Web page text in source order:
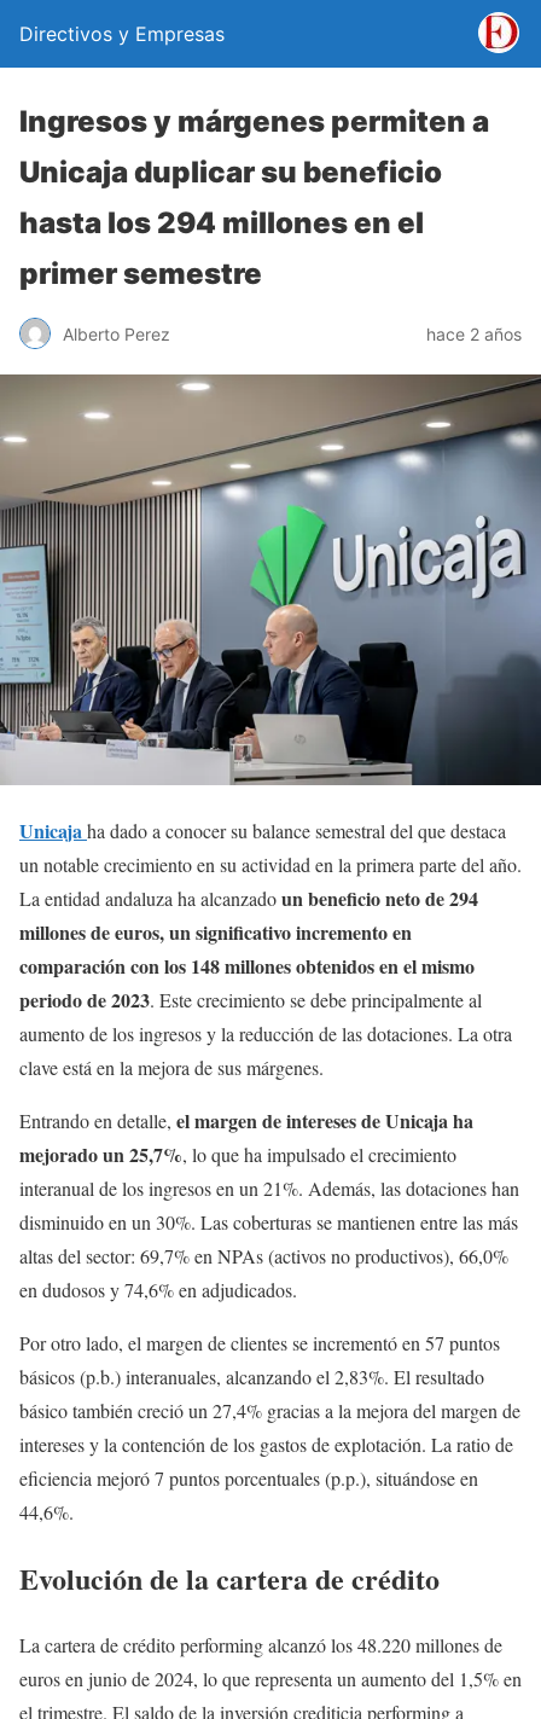
Directivos y Empresas
Ingresos y márgenes permiten a
Unicaja duplicar su beneficio
hasta los 294 millones en el
primer semestre
Alberto Perez hace 2 años
Unicajaha dado a conocer su balance semestral del que destaca
un notable crecimiento en su actividad en la primera parte del año.
La entidad andaluza ha alcanzadoun beneficio neto de 294
millones de euros, un significativo incremento en
comparación con los 148 millones obtenidos en el mismo
periodo de 2023. Este crecimiento se debe principalmente al
aumento de los ingresos y la reducción de las dotaciones. La otra
clave está en la mejora de sus márgenes.
Entrando en detalle, el margen de intereses de Unicaja ha
mejorado un 25,7%, lo que ha impulsado el crecimiento
interanual de los ingresos en un 21%. Además, las dotaciones han
disminuido en un 30%. Las coberturas se mantienen entre las más
altas del sector: 69,7% en NPAs (activos no productivos), 66,0%
en dudosos y 74,6% en adjudicados.
Por otro lado, el margen de clientes se incrementó en 57 puntos
básicos (p.b.) interanuales, alcanzando el 2,83%. El resultado
básico también creció un 27,4% gracias a la mejora del margen de
intereses y la contención de los gastos de explotación. La ratio de
eficiencia mejoró 7 puntos porcentuales (p.p.), situándose en
44,6%.
Evolución de la cartera de crédito
La cartera de crédito performing alcanzó los 48.220 millones de
euros en junio de 2024, lo que representa un aumento del 1,5% en
el trimestre. El saldo de la inversión crediticia performing a